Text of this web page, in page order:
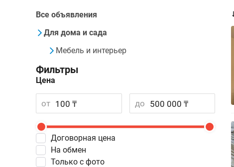
Все объявления
Для дома и сада
Мебель и интерьер
Фильтры
Цена
от до
Договорная цена
На обмен
Только с фото